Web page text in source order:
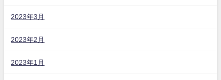
2023年3月
2023年2月
2023年1月